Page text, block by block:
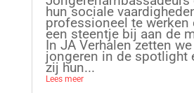
hun sociale
professioneel te werken
een steentje bij aan de
In JA Verhalen zetten
jongeren in de spotlight
zij hun...
Lees meer